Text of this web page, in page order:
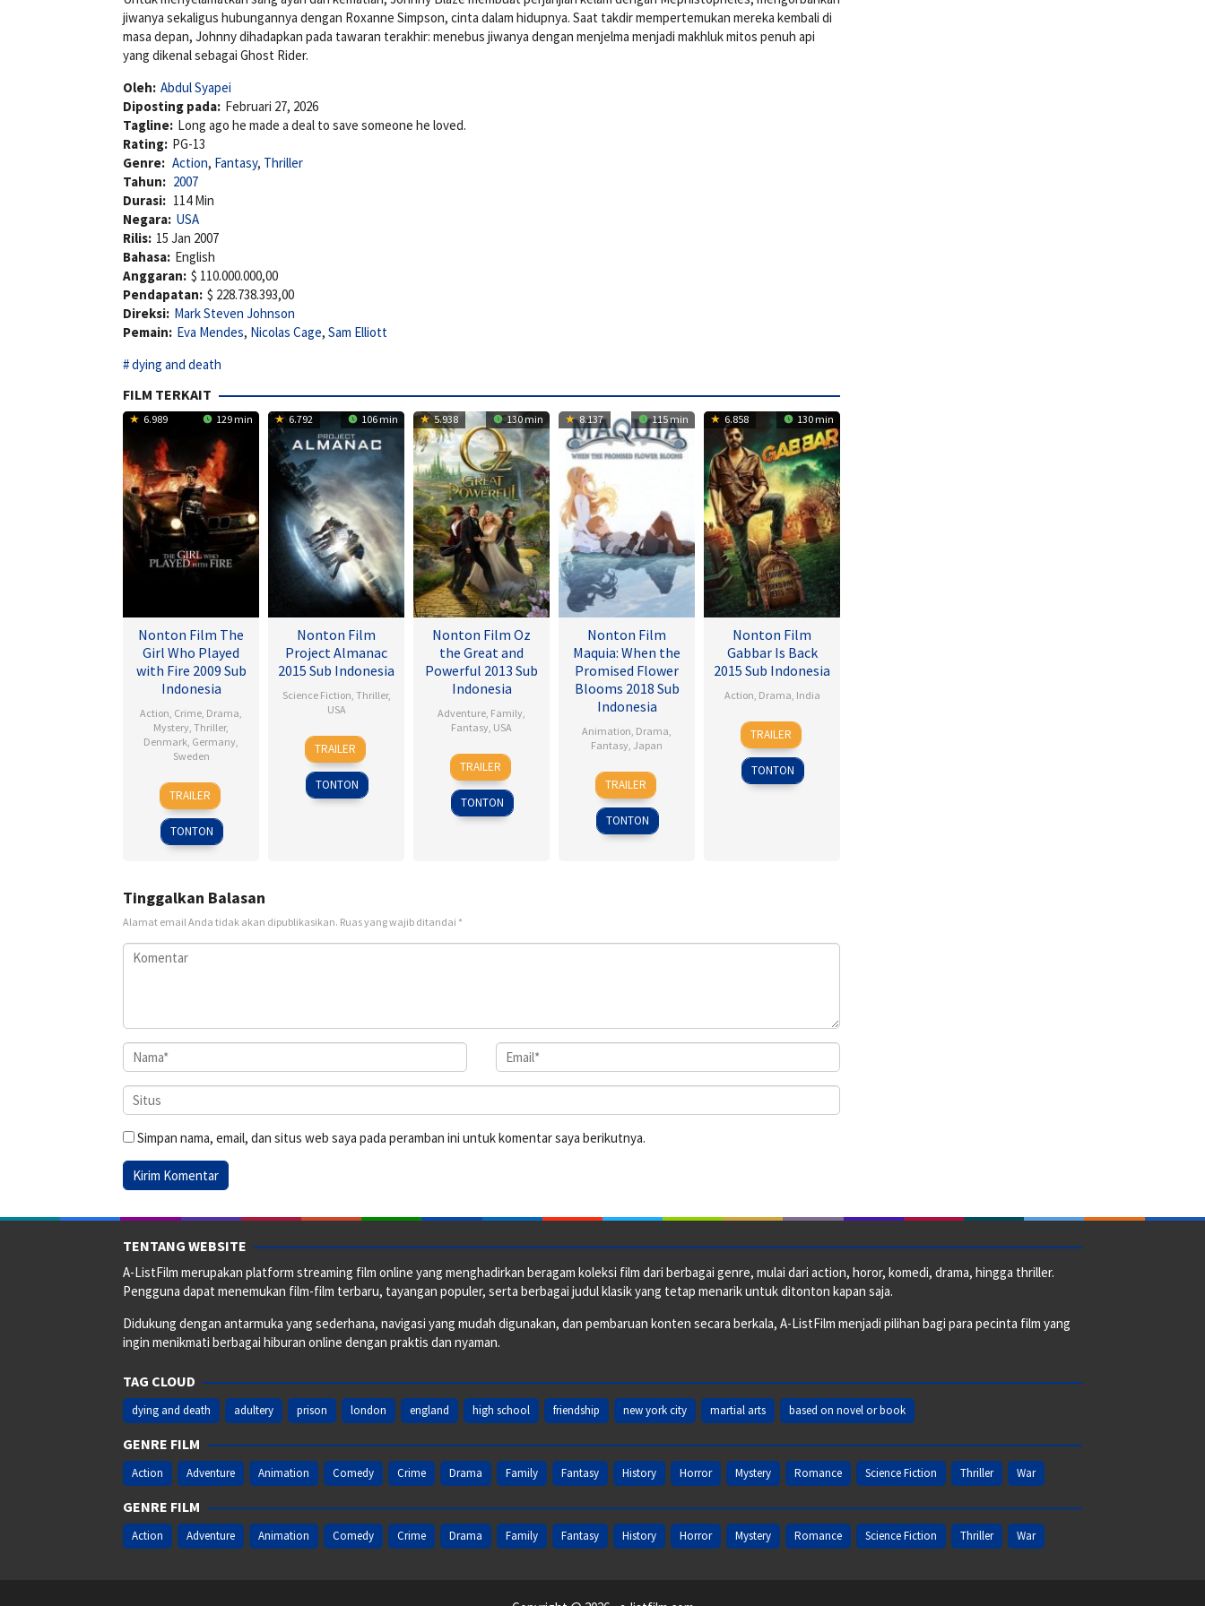
jiwanya sekaligus hubungannya dengan Roxanne Simpson, cinta dalam hidupnya. Saat takdir mempertemukan mereka kembali di
masa depan, Johnny dihadapkan pada tawaran terakhir: menebus jiwanya dengan menjelma menjadi makhluk mitos penuh api
yang dikenal sebagai Ghost Rider.
Oleh: Abdul Syapei
Diposting pada: Februari 27, 2026
Tagline: Long ago he made a deal to save someone he loved.
Rating: PG-13
Genre: Action, Fantasy, Thriller
Tahun: 2007
Durasi: 114 Min
Negara: USA
Rilis: 15 Jan 2007
Bahasa: English
Anggaran: $ 110.000.000,00
Pendapatan: $ 228.738.393,00
Direksi: Mark Steven Johnson
Pemain: Eva Mendes, Nicolas Cage, Sam Elliott
dying and death
FILM TERKAIT
6.989 129 min
Nonton Film The
Girl Who Played
with Fire 2009 Sub
Indonesia
Action Crime Drama
Mystery Thriller,
Denmark Germany
Sweden
18
Sep
2009
Daniel
Alfredson
TRAILER
TONTON
6.792 106 min
Nonton Film
Project Almanac
2015 Sub Indonesia
Science Fiction Thriller,
USA
28
Jan
2015
Dean
Israelite
TRAILER
TONTON
5.938 130 min
Nonton Film Oz
the Great and
Powerful 2013 Sub
Indonesia
Adventure Family
Fantasy USA
7
Mar
2013
Sam
Raimi
TRAILER
TONTON
8.137 115 min
Nonton Film
Maquia: When the
Promised Flower
Blooms 2018 Sub
Indonesia
Animation Drama
Fantasy Japan
24
Feb
2018
Heo
Jong
TRAILER
TONTON
6.858 130 min
Nonton Film
Gabbar Is Back
2015 Sub Indonesia
Action Drama India
1
May
2015
Radha
Krishna
Jagarlamudi
TRAILER
TONTON
Tinggalkan Balasan
Alamat email Anda tidak akan dipublikasikan. Ruas yang wajib ditandai *
Simpan nama, email, dan situs web saya pada peramban ini untuk komentar saya berikutnya.
TENTANG WEBSITE
A-ListFilm merupakan platform streaming film online yang menghadirkan beragam koleksi film dari berbagai genre, mulai dari action, horor, komedi, drama, hingga thriller.
Pengguna dapat menemukan film-film terbaru, tayangan populer, serta berbagai judul klasik yang tetap menarik untuk ditonton kapan saja.
Didukung dengan antarmuka yang sederhana, navigasi yang mudah digunakan, dan pembaruan konten secara berkala, A-ListFilm menjadi pilihan bagi para pecinta film yang
ingin menikmati berbagai hiburan online dengan praktis dan nyaman.
TAG CLOUD
dying and death adultery prison london england high school friendship new york city martial arts based on novel or book
GENRE FILM
Action Adventure Animation Comedy Crime Drama Family Fantasy History Horror Mystery Romance Science Fiction Thriller War
GENRE FILM
Action Adventure Animation Comedy Crime Drama Family Fantasy History Horror Mystery Romance Science Fiction Thriller War